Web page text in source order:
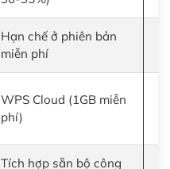
Hạn chế ở phiên bản
miễn phí
WPS Cloud (1GB miễn
phí)
Tích hợp sẵn bộ công